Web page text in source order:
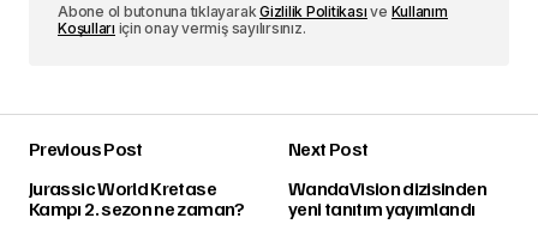
Abone ol butonuna tıklayarakGizlilik Politikası ve Kullanım
Koşulları için onay vermiş sayılırsınız.
Previous Post
Jurassic World Kretase
Kampı 2. sezon ne zaman?
Next Post
WandaVision dizisinden
yeni tanıtım yayımlandı